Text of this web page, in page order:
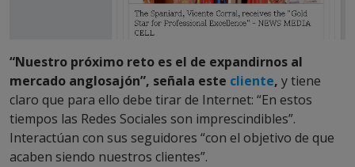
“Nuestro próximo reto es el de expandirnos al
mercado anglosajón”, señala este cliente, y tiene
claro que para ello debe tirar de Internet: “En estos
tiempos las Redes Sociales son imprescindibles”.
Interactúan con sus seguidores “con el objetivo de que
acaben siendo nuestros clientes”.